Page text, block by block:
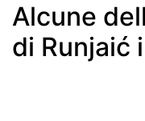
Alcune
di Runjaić